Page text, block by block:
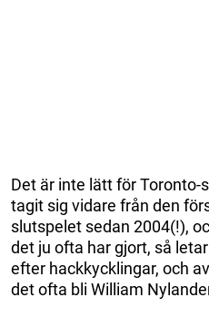
Det är inte lätt för Toronto-
tagit sig vidare från den
slutspelet sedan 2004(!),
det ju ofta har gjort, så
efter hackkycklingar, och
det ofta bli William